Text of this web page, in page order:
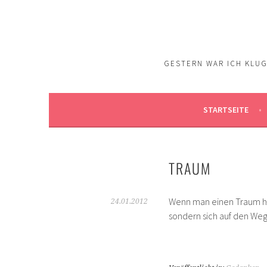
GESTERN WAR ICH
STARTSEITE
TRAUM
24.01.2012
Wenn man einen Traum
sondern sich auf den